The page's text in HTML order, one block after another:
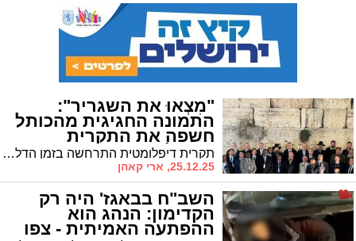
"מִצְאוּ את השגריר":
התמונה החגיגית מהכותל
חשפה את התקרית
הדיפלומטית תקרית דיפלומטית התרחשה בזמן הדלקת הנרות החגיגית בכותל המערבי • השגריר האוקראיני נטש את האירוע בכעס – זו הסיבה
25.12.25, ארי קאהן
השב"ח בבאגז' היה רק
הקדימון: הנהג הוא
ההפתעה האמיתית - צפו